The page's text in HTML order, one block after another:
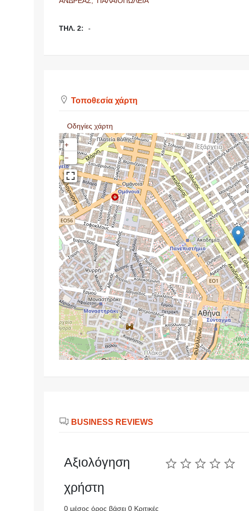
ΤΗΛ. 2: -
Τοποθεσία χάρτη
Οδηγίες χάρτη
+
−
BUSINESS REVIEWS
Αξιολόγηση
χρήστη
0 μέσος όρος βάσει 0 Κριτικές